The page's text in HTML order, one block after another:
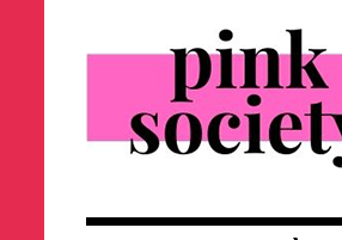
Pink Society
femminile